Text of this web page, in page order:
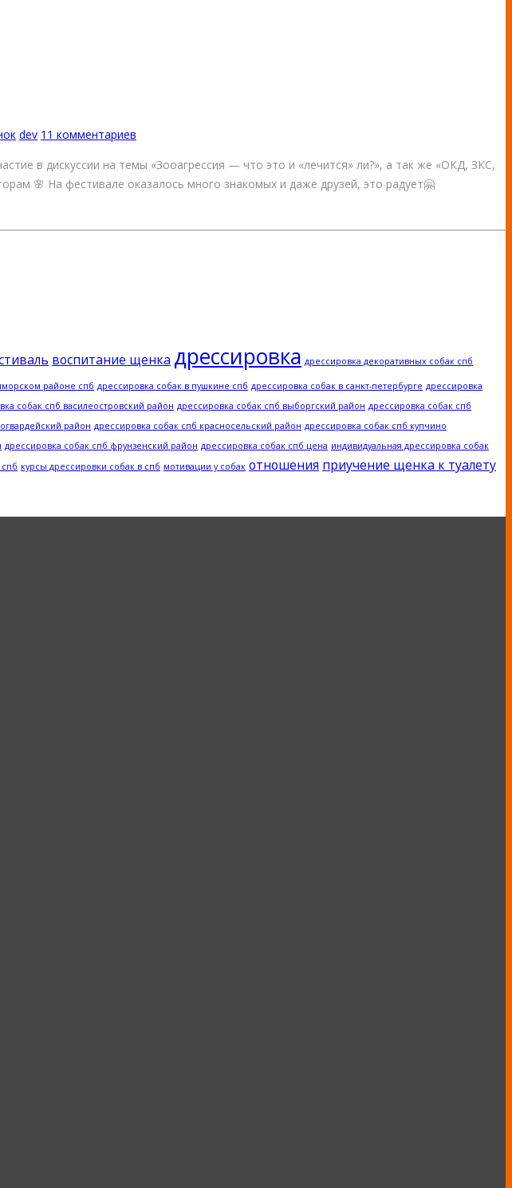
dev 11 комментариев
в дискуссии на темы «Зооагрессия — что это и «лечится» ли?», а так же «ОКД, ЗКС,
🌸 На фестивале оказалось много знакомых и даже друзей, это радует🤗
воспитание щенка дрессировка дрессировка декоративных собак спб
районе спб дрессировка собак в пушкине спб дрессировка собак в санкт-петербурге дрессировка
собак спб василеостровский район дрессировка собак спб выборгский район дрессировка собак спб
район дрессировка собак спб красносельский район дрессировка собак спб купчино
дрессировка собак спб фрунзенский район дрессировка собак спб цена индивидуальная дрессировка собак
курсы дрессировки собак в спб мотивации у собак отношения приучение щенка к туалету